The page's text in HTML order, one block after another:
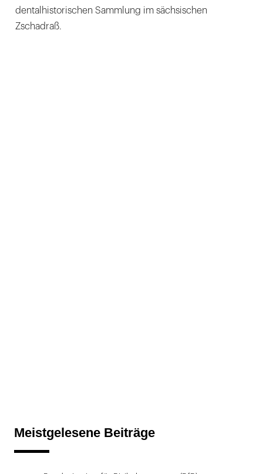
dentalhistorischen Sammlung im sächsischen
Zschadraß.
Meistgelesene Beiträge